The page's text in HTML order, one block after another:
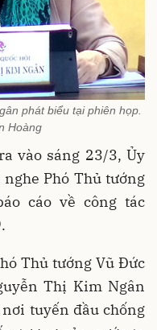
phát biểu tại phiên họp.
Hoàng
vào sáng 23/3, Ủy
Phó Thủ tướng
cáo về công tác
Thủ tướng Vũ Đức
Thị Kim Ngân
tuyến đầu chống